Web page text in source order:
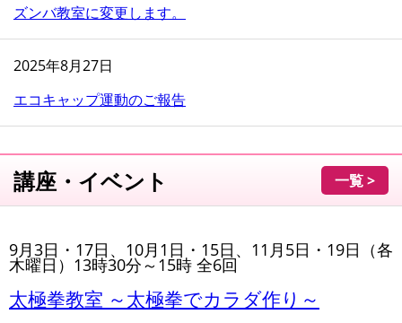
ズンバ教室に変更します。
2025年8月27日
エコキャップ運動のご報告
講座・イベント 一覧 >
9月3日・17日、10月1日・15日、11月5日・19日（各
木曜日）13時30分～15時 全6回
太極拳教室 ～太極拳でカラダ作り～